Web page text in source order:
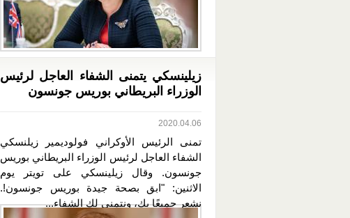
زيلينسكي يتمنى الشفاء العاجل لرئيس
الوزراء البريطاني بوريس جونسون
2020.04.06
تمنى الرئيس الأوكراني فولوديمير زيلنسكي
الشفاء العاجل لرئيس الوزراء البريطاني بوريس
جونسون. وقال زيلينسكي على تويتر يوم
الاثنين: "ابق بصحة جيدة بوريس جونسون!.
نشعر جميعًا بك، ونتمنى لك الشفاء...